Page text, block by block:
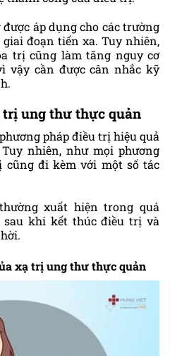
áp dụng cho các trường
đoạn tiến xa. Tuy nhiên,
trị cũng làm tăng nguy cơ
vậy cần được cân nhắc kỹ
trị ung thư thực quản
pháp điều trị hiệu quả
nhiên, như mọi phương
cũng đi kèm với một số tác
xuất hiện trong quá
khi kết thúc điều trị và
xạ trị ung thư thực quản